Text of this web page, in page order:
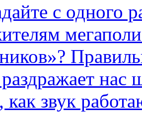
с одного
нас
как звук